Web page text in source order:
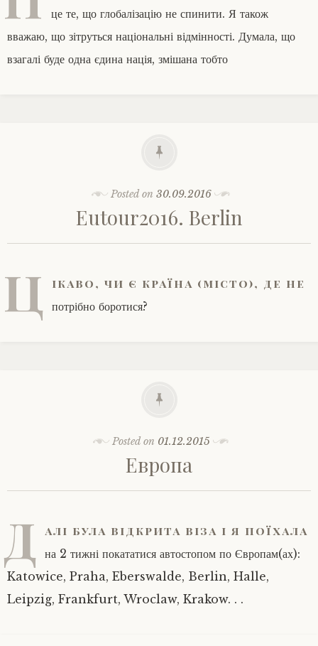
це те, що глобалізацію не спинити. Я також
вважаю, що зітруться національні відмінності. Думала, що
взагалі буде одна єдина нація, змішана тобто
Posted on30.09.2016
Eutour2016. Berlin
Ц ікаво, чи є країна (місто), де не
потрібно боротися?
Posted on 01.12.2015
Европа
Д алі була відкрита віза і я поїхала
на 2 тижні покататися автостопом по Європам(ах):
Katowice, Praha, Eberswalde, Berlin, Halle,
Leipzig, Frankfurt, Wroclaw, Krakow. . .